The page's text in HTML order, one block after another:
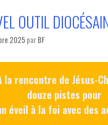
OUTIL
2025parBF
la rencontre de Jésus-
douze pistes pour
éveil à la foi avec des